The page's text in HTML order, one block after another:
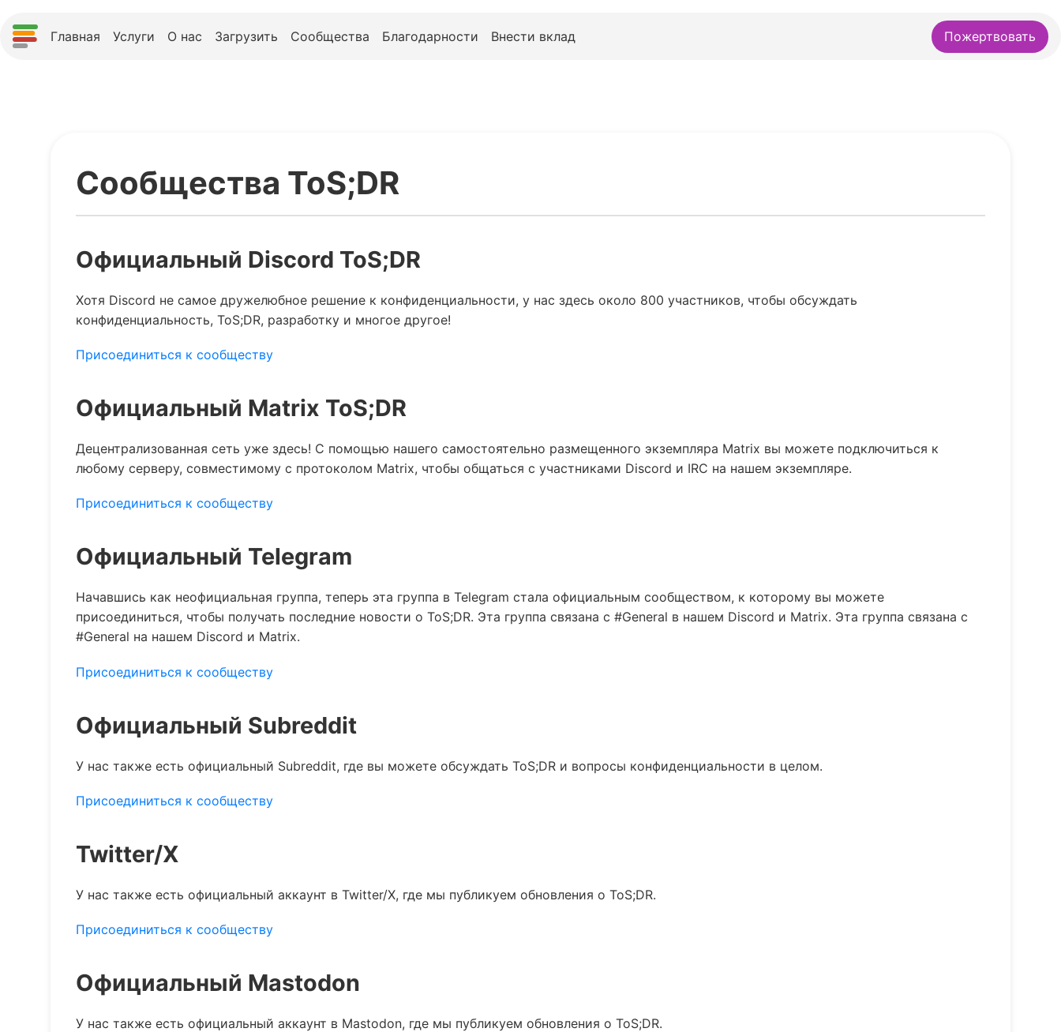
Главная Услуги О нас Загрузить Сообщества Благодарности Внести вклад Пожертвовать
Сообщества ToS;DR
Официальный Discord ToS;DR
Хотя Discord не самое дружелюбное решение к конфиденциальности, у нас здесь около 800 участников, чтобы обсуждать
конфиденциальность, ToS;DR, разработку и многое другое!
Присоединиться к сообществу
Официальный Matrix ToS;DR
Децентрализованная сеть уже здесь! С помощью нашего самостоятельно размещенного экземпляра Matrix вы можете подключиться к
любому серверу, совместимому с протоколом Matrix, чтобы общаться с участниками Discord и IRC на нашем экземпляре.
Присоединиться к сообществу
Официальный Telegram
Начавшись как неофициальная группа, теперь эта группа в Telegram стала официальным сообществом, к которому вы можете
присоединиться, чтобы получать последние новости о ToS;DR. Эта группа связана с #General в нашем Discord и Matrix. Эта группа связана с
#General на нашем Discord и Matrix.
Присоединиться к сообществу
Официальный Subreddit
У нас также есть официальный Subreddit, где вы можете обсуждать ToS;DR и вопросы конфиденциальности в целом.
Присоединиться к сообществу
Twitter/X
У нас также есть официальный аккаунт в Twitter/X, где мы публикуем обновления о ToS;DR.
Присоединиться к сообществу
Официальный Mastodon
У нас также есть официальный аккаунт в Mastodon, где мы публикуем обновления о ToS;DR.